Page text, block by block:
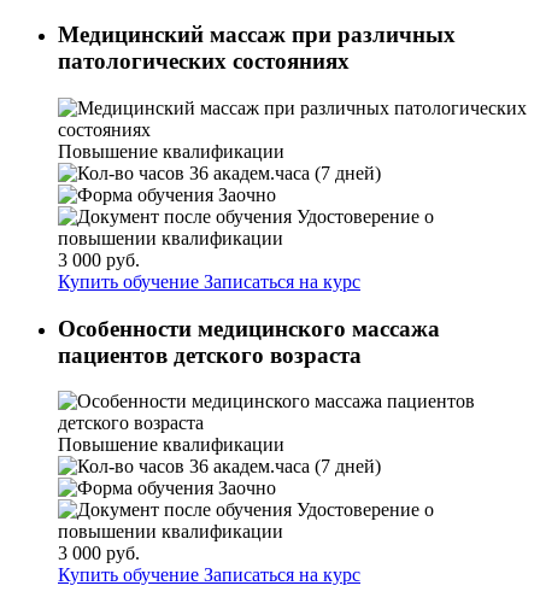
Медицинский массаж при различных
патологических состояниях
Повышение квалификации
36 академ.часа (7 дней)
Заочно
Удостоверение о
повышении квалификации
3 000 руб.
Купить обучение Записаться на курс
Особенности медицинского массажа
пациентов детского возраста
Повышение квалификации
36 академ.часа (7 дней)
Заочно
Удостоверение о
повышении квалификации
3 000 руб.
Купить обучение Записаться на курс